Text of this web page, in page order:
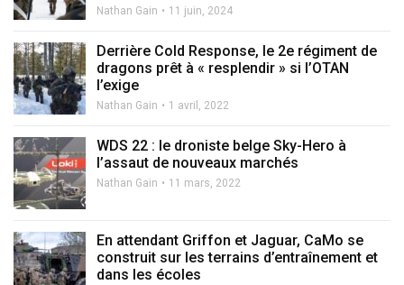
Nathan Gain 11 juin, 2024
Derrière Cold Response, le 2e régiment de
dragons prêt à « resplendir » si l’OTAN
l’exige
Nathan Gain 1 avril, 2022
WDS 22 : le droniste belge Sky-Hero à
l’assaut de nouveaux marchés
Nathan Gain 11 mars, 2022
En attendant Griffon et Jaguar, CaMo se
construit sur les terrains d’entraînement et
dans les écoles